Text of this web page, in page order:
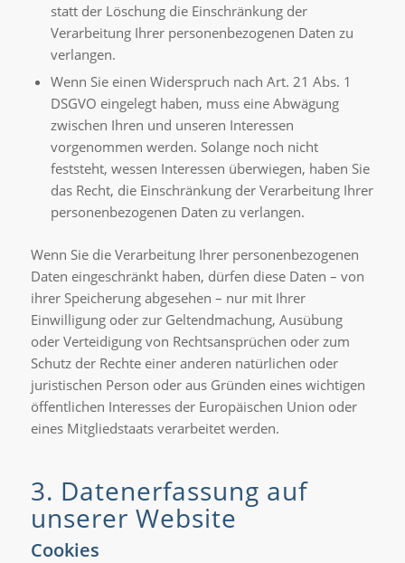
statt der Löschung die Einschränkung der
Verarbeitung Ihrer personenbezogenen Daten zu
verlangen.
Wenn Sie einen Widerspruch nach Art. 21 Abs. 1
DSGVO eingelegt haben, muss eine Abwägung
zwischen Ihren und unseren Interessen
vorgenommen werden. Solange noch nicht
feststeht, wessen Interessen überwiegen, haben Sie
das Recht, die Einschränkung der Verarbeitung Ihrer
personenbezogenen Daten zu verlangen.
Wenn Sie die Verarbeitung Ihrer personenbezogenen
Daten eingeschränkt haben, dürfen diese Daten – von
ihrer Speicherung abgesehen – nur mit Ihrer
Einwilligung oder zur Geltendmachung, Ausübung
oder Verteidigung von Rechtsansprüchen oder zum
Schutz der Rechte einer anderen natürlichen oder
juristischen Person oder aus Gründen eines wichtigen
öffentlichen Interesses der Europäischen Union oder
eines Mitgliedstaats verarbeitet werden.
3. Datenerfassung auf
unserer Website
Cookies